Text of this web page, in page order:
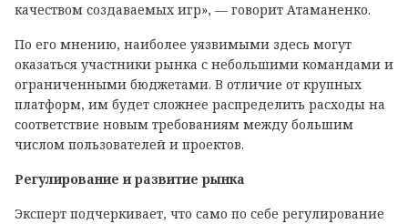
качеством создаваемых игр», — говорит Атаманенко.
По его мнению, наиболее уязвимыми здесь могут
оказаться участники рынка с небольшими командами и
ограниченными бюджетами. В отличие от крупных
платформ, им будет сложнее распределить расходы на
соответствие новым требованиям между большим
числом пользователей и проектов.
Регулирование и развитие рынка
Эксперт подчеркивает, что само по себе регулирование